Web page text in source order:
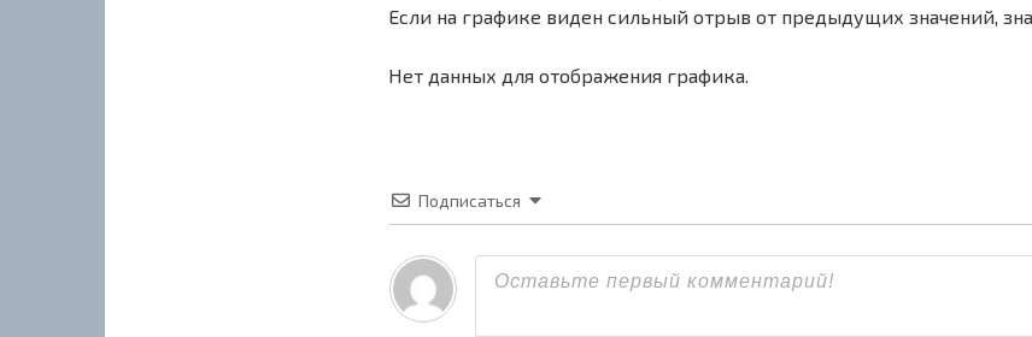
Если на графике виден сильный отрыв от предыдущих значений,
Нет данных для отображения графика.
Подписаться